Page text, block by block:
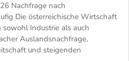
Nachfrage nach
Die österreichische Wirtschaft
Industrie als auch
Auslandsnachfrage,
und steigenden